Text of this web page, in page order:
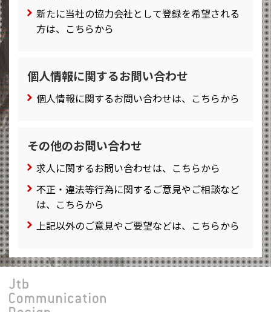
新たに当社の協力会社として登録を希望される
方は、こちらから
個人情報に関するお問い合わせ
個人情報に関するお問い合わせは、こちらから
その他のお問い合わせ
求人に関するお問い合わせは、こちらから
不正・違法等行為に関するご意見やご相談など
は、こちらから
上記以外のご意見やご要望などは、こちらから